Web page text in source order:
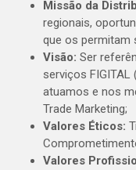
Missão da
regionais,
que os permitam
Visão: Ser
serviços
atuamos e nos
Trade Marketing;
Valores Éticos:
Valores